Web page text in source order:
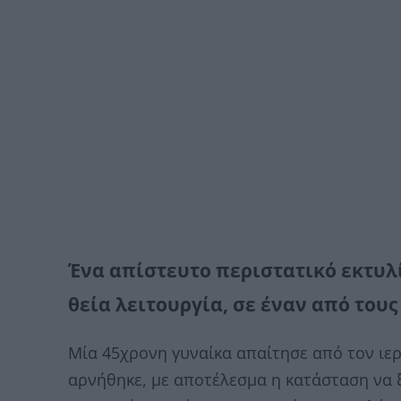
Ένα απίστευτο περιστατικό
θεία λειτουργία, σε έναν από
Μία 45χρονη γυναίκα απαίτησε από τον
αρνήθηκε, με αποτέλεσμα η κατάσταση να